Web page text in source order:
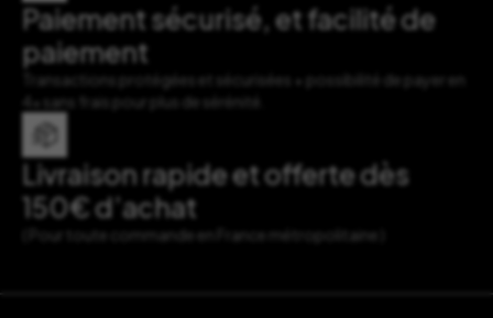
Paiement sécurisé, et facilité de
paiement
Transactions protégées et sécurisées + possibilité de payer en
4x sans frais pour plus de sérénité.
Livraison rapide et offerte dès
150€ d’achat
( Pour toute commande en France métropolitaine )